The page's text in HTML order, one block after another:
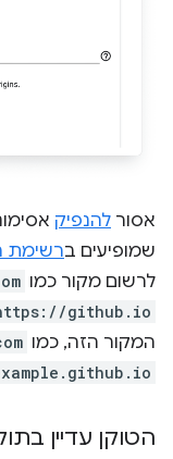
אסור להנפיק
שמופיעים ברשימת
לרשום מקור כמו
github.io
המקור הזה, כמו
הטוקן עדיין